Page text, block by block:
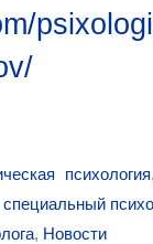
психология
специальный
, Новости